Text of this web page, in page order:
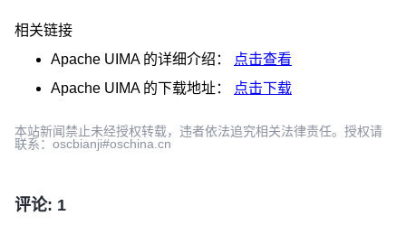
相关链接
Apache UIMA的详细介绍：
点击查看
Apache UIMA的下载地址： 点击下载
本站新闻禁止未经授权转载，违者依法追究相关法律责任。授权请
联系：oscbianji#oschina.cn
评论: 1